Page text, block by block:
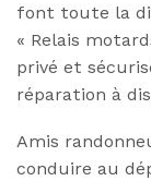
font toute la
« Relais
privé et
réparation à
Amis
conduire au